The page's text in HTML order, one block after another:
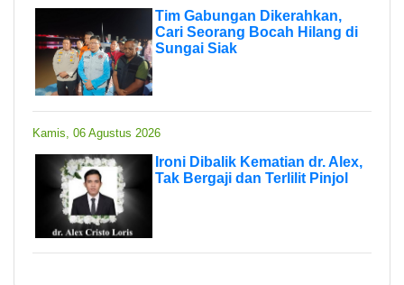
Tim Gabungan Dikerahkan,
Cari Seorang Bocah Hilang di
Sungai Siak
Kamis, 06 Agustus 2026
Ironi Dibalik Kematian dr. Alex,
Tak Bergaji dan Terlilit Pinjol